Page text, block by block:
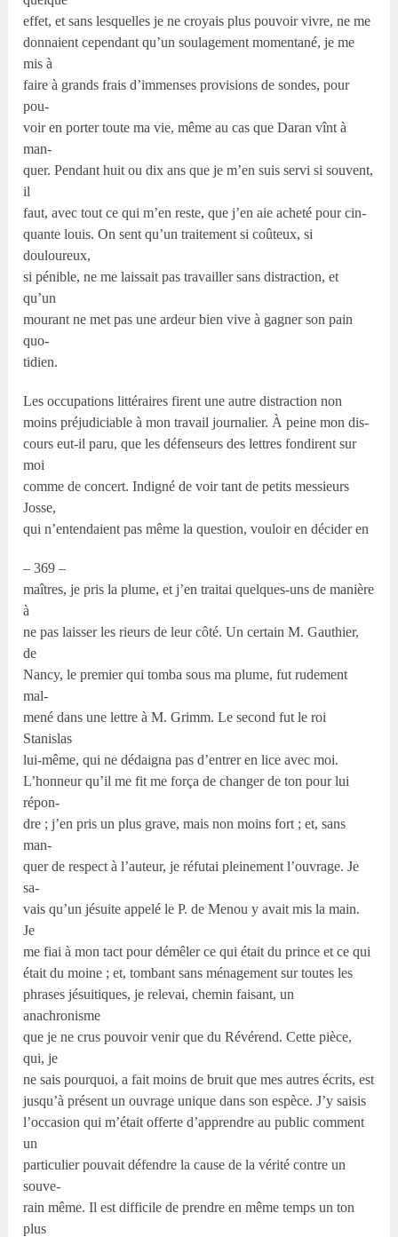
effet, et sans lesquelles je ne croyais plus pouvoir vivre, ne me
donnaient cependant qu’un soulagement momentané, je me
mis à
faire à grands frais d’immenses provisions de sondes, pour
pou-
voir en porter toute ma vie, même au cas que Daran vînt à
man-
quer. Pendant huit ou dix ans que je m’en suis servi si souvent,
il
faut, avec tout ce qui m’en reste, que j’en aie acheté pour cin-
quante louis. On sent qu’un traitement si coûteux, si
douloureux,
si pénible, ne me laissait pas travailler sans distraction, et
qu’un
mourant ne met pas une ardeur bien vive à gagner son pain
quo-
tidien.
Les occupations littéraires firent une autre distraction non
moins préjudiciable à mon travail journalier. À peine mon dis-
cours eut-il paru, que les défenseurs des lettres fondirent sur
moi
comme de concert. Indigné de voir tant de petits messieurs
Josse,
qui n’entendaient pas même la question, vouloir en décider en
– 369 –
maîtres, je pris la plume, et j’en traitai quelques-uns de manière
à
ne pas laisser les rieurs de leur côté. Un certain M. Gauthier,
de
Nancy, le premier qui tomba sous ma plume, fut rudement
mal-
mené dans une lettre à M. Grimm. Le second fut le roi
Stanislas
lui-même, qui ne dédaigna pas d’entrer en lice avec moi.
L’honneur qu’il me fit me força de changer de ton pour lui
répon-
dre ; j’en pris un plus grave, mais non moins fort ; et, sans
man-
quer de respect à l’auteur, je réfutai pleinement l’ouvrage. Je
sa-
vais qu’un jésuite appelé le P. de Menou y avait mis la main.
Je
me fiai à mon tact pour démêler ce qui était du prince et ce qui
était du moine ; et, tombant sans ménagement sur toutes les
phrases jésuitiques, je relevai, chemin faisant, un
anachronisme
que je ne crus pouvoir venir que du Révérend. Cette pièce,
qui, je
ne sais pourquoi, a fait moins de bruit que mes autres écrits, est
jusqu’à présent un ouvrage unique dans son espèce. J’y saisis
l’occasion qui m’était offerte d’apprendre au public comment
un
particulier pouvait défendre la cause de la vérité contre un
souve-
rain même. Il est difficile de prendre en même temps un ton
plus